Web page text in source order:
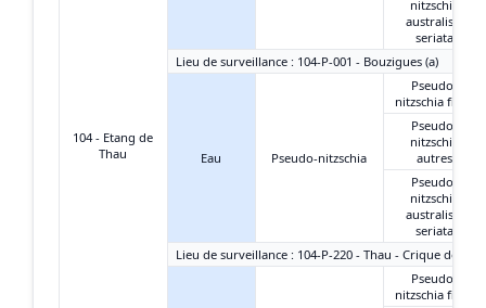
104 - Etang de
Thau
nitzschia
australis +
seriata
Lieu de surveillance : 104-P-001 - Bouzigues (a)
Eau Pseudo-nitzschia
Pseudo-
nitzschia fines
Pseudo-
nitzschia
autres
Pseudo-
nitzschia
australis +
seriata
Lieu de surveillance : 104-P-220 - Thau - Crique de
Pseudo-
nitzschia fines